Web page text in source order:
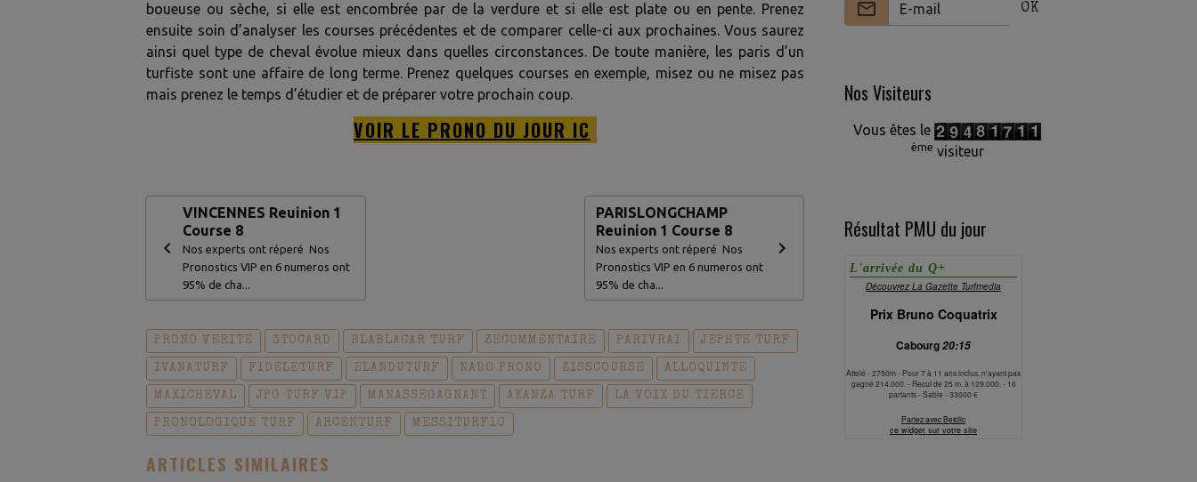
boueuse ou sèche, si elle est encombrée par de la verdure et si elle est plate ou en pente. Prenez
ensuite soin d’analyser les courses précédentes et de comparer celle-ci aux prochaines. Vous saurez
ainsi quel type de cheval évolue mieux dans quelles circonstances. De toute manière, les paris d’un
turfiste sont une affaire de long terme. Prenez quelques courses en exemple, misez ou ne misez pas
mais prenez le temps d’étudier et de préparer votre prochain coup.
VOIR LE PRONO DU JOUR ICI
VINCENNES Reuinion 1
Course 8
Nos experts ont réperé Nos
Pronostics VIP en 6 numeros ont
95% de cha...
PARISLONGCHAMP
Reuinion 1 Course 8
Nos experts ont réperé Nos
Pronostics VIP en 6 numeros ont
95% de cha...
PRONO VERITE 3TOCARD BLABLACAR TURF ZECOMMENTAIRE PARIVRAI JEPHTE TURF
IVANATURF FIDELETURF ELANDUTURF NADO PRONO ZISSCOURSE ALLOQUINTE
MAXICHEVAL JPG TURF VIP MANASSEGAGNANT AKANZA TURF LA VOIX DU TIERCE
PRONOLOGIQUE TURF ARCENTURF MESSITURF10
ARTICLES SIMILAIRES
OK
Nos Visiteurs
Vous êtes le
ème visiteur
Résultat PMU du jour